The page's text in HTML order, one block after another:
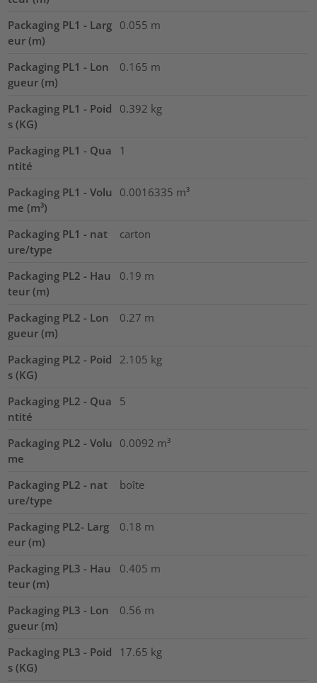
Packaging PL1 - Larg
eur (m)
0.055 m
Packaging PL1 - Lon
gueur (m)
0.165 m
Packaging PL1 - Poid
s (KG)
0.392 kg
Packaging PL1 - Qua
ntité
1
Packaging PL1 - Volu
me (m³)
0.0016335 m³
Packaging PL1 - nat
ure/type
carton
Packaging PL2 - Hau
teur (m)
0.19 m
Packaging PL2 - Lon
gueur (m)
0.27 m
Packaging PL2 - Poid
s (KG)
2.105 kg
Packaging PL2 - Qua
ntité
5
Packaging PL2 - Volu
me
0.0092 m³
Packaging PL2 - nat
ure/type
boîte
Packaging PL2- Larg
eur (m)
0.18 m
Packaging PL3 - Hau
teur (m)
0.405 m
Packaging PL3 - Lon
gueur (m)
0.56 m
Packaging PL3 - Poid
s (KG)
17.65 kg